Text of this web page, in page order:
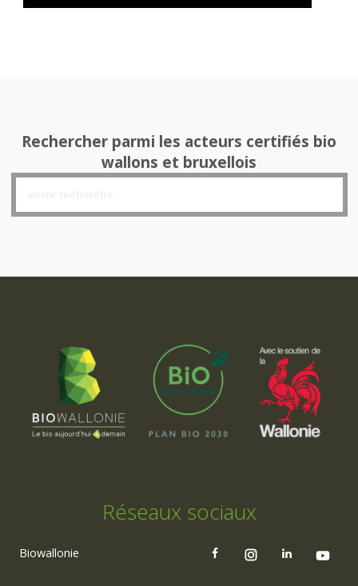
Rechercher parmi les acteurs certifiés bio
wallons et bruxellois
Réseaux sociaux
Biowallonie